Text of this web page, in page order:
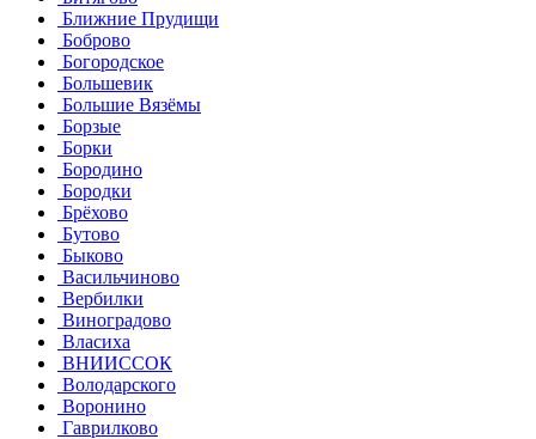
Ближние Прудищи
Боброво
Богородское
Большевик
Большие Вязёмы
Борзые
Борки
Бородино
Бородки
Брёхово
Бутово
Быково
Васильчиново
Вербилки
Виноградово
Власиха
ВНИИССОК
Володарского
Воронино
Гаврилково